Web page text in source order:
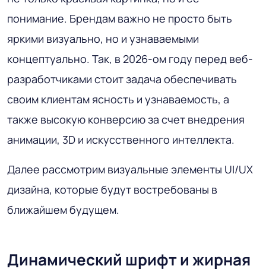
понимание. Брендам важно не просто быть
яркими визуально, но и узнаваемыми
концептуально. Так, в 2026-ом году перед веб-
разработчиками стоит задача обеспечивать
своим клиентам ясность и узнаваемость, а
также высокую конверсию за счет внедрения
анимации, 3D и искусственного интеллекта.
Далее рассмотрим визуальные элементы UI/UX
дизайна, которые будут востребованы в
ближайшем будущем.
Динамический шрифт и жирная